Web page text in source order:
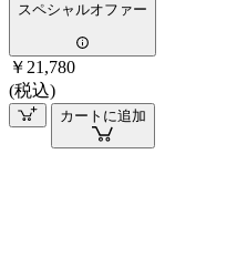
スペシャルオファー
￥21,780
(税込)
カートに追加